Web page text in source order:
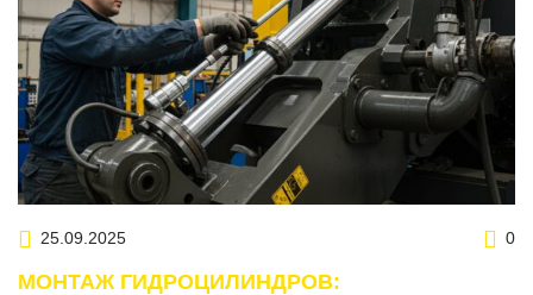
25.09.2025 0
МОНТАЖ ГИДРОЦИЛИНДРОВ: